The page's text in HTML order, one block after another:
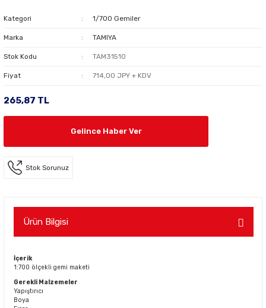
Kategori 1/700 Gemiler
Marka TAMIYA
Stok Kodu TAM31510
Fiyat 714,00 JPY + KDV
265,87 TL
Gelince Haber Ver
Stok Sorunuz
Ürün Bilgisi
İçerik
1:700 ölçekli gemi maketi
Gerekli Malzemeler
Yapıştırıcı
Boya